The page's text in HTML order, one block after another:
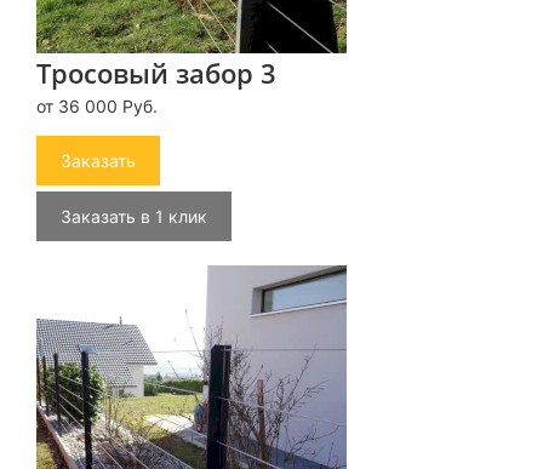
Тросовый забор 3
от 36 000 Руб.
Заказать
Заказать в 1 клик